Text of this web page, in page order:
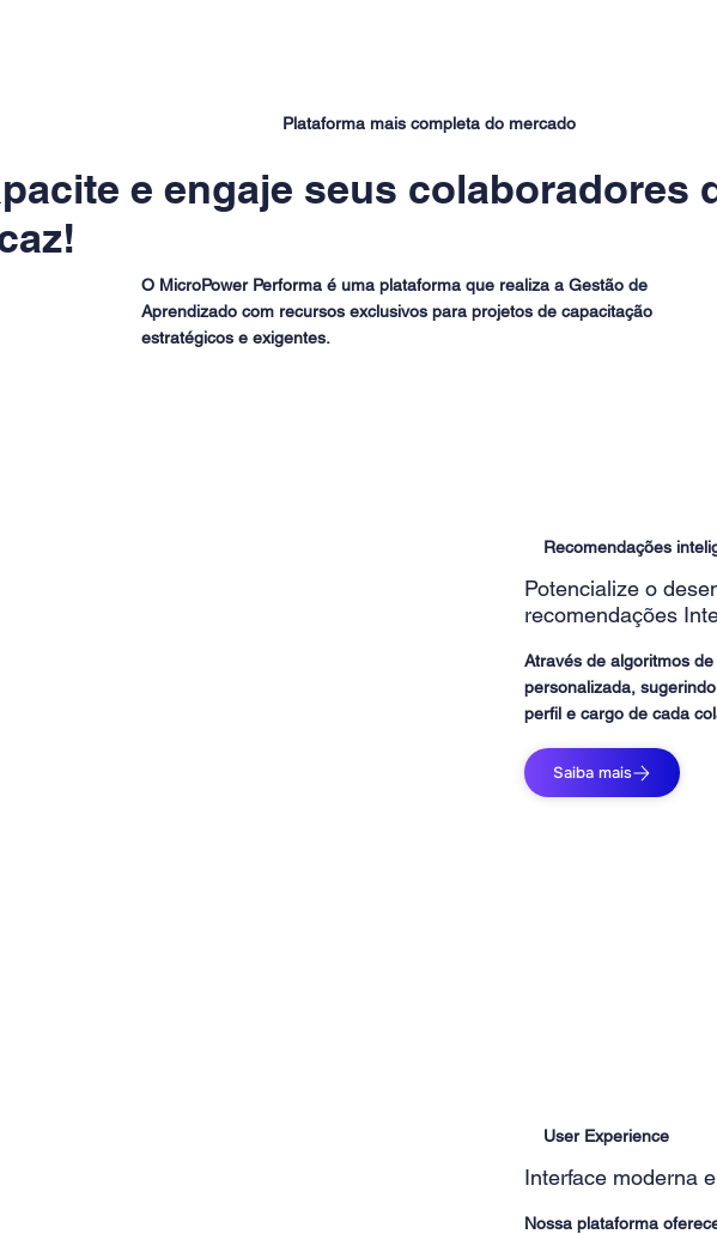
Plataforma mais completa do mercado
e engaje seus colaboradores
O MicroPower Performa é uma plataforma que realiza a Gestão de
Aprendizado com recursos exclusivos para projetos de capacitação
estratégicos e exigentes.
Recomendações
Potencialize o
recomendações
Através de algoritmos
personalizada,
perfil e cargo de cada
Saiba mais
User Experience
Interface moderna
Nossa plataforma